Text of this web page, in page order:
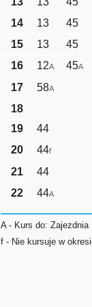
14
13
45
15
13
45
16
12A 45A
17 58A
18
19
44
20
44f
21
44
22
44A
A - Kurs do: Zajezdnia
f - Nie kursuje w